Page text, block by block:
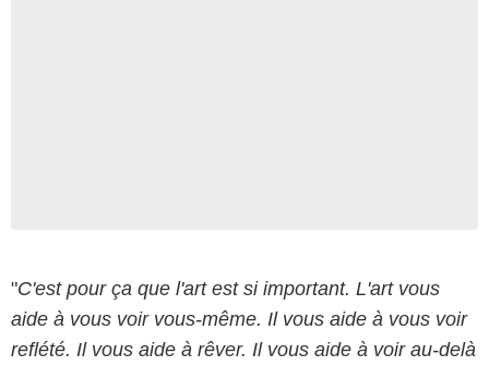
"C'est pour ça que l'art est si important. L'art vous
aide à vous voir vous-même. Il vous aide à vous voir
reflété. Il vous aide à rêver. Il vous aide à voir au-delà